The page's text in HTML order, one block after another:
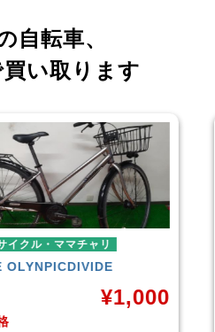
自転車、
い取ります
ママチャリ
DIVIDE
1,000